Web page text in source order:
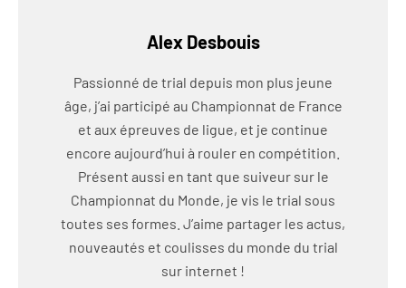
Alex Desbouis
Passionné de trial depuis mon plus jeune
âge, j’ai participé au Championnat de France
et aux épreuves de ligue, et je continue
encore aujourd’hui à rouler en compétition.
Présent aussi en tant que suiveur sur le
Championnat du Monde, je vis le trial sous
toutes ses formes. J’aime partager les actus,
nouveautés et coulisses du monde du trial
sur internet !